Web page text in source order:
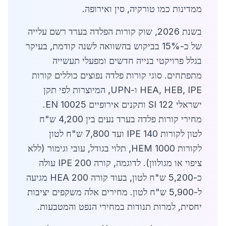
ממדינות כמו טורקיה, סין ואירופה.
בשנת 2026, שוק קורות הפלדה בערד רשם עלייה
של כ-15% בביקוש בהשוואה לשנה קודמת, בעיקר
בגלל פרויקטי בנייה חדשים ומפעלי תעשייה
מתפתחים. סוגי קורות פלדה נפוצים כוללים קורות
HEA, HEB, IPE ו-UPN, המיוצרות לפי תקן
ישראלי SI 122 ותקנים אירופיים EN 10025.
מחירי קורות פלדה בערד נעים בין 4,200 ש"ח
לטון לקורות IPE 140 ועד 7,800 ש"ח לטון
לקורות HEM 1000, תלוי בגודל, עובי וגימור (ללא
ציפוי או מגולוון). לדוגמה, קורה IPE 200 עולה
כ-5,200 ש"ח לטון, בעוד קורה HEA 200 מגיעה
ל-5,900 ש"ח לטון. מחירים אלה משקפים יציבות
יחסית, למרות תנודות במחירי הנפט והמטבעות.